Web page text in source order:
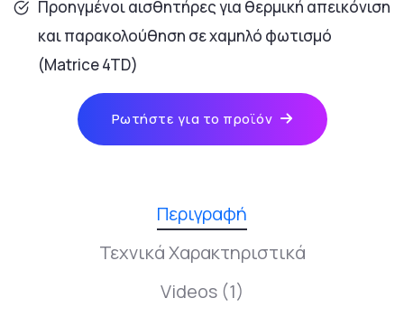
Προηγμένοι αισθητήρες για θερμική απεικόνιση
και παρακολούθηση σε χαμηλό φωτισμό
(Matrice 4TD)
Ρωτήστε για το προϊόν
Περιγραφή
Τεχνικά Χαρακτηριστικά
Videos (1)